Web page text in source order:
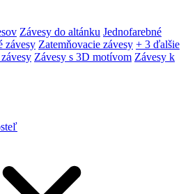
Závesy do altánku Jednofarebné
závesy Zatemňovacie závesy + 3 ďalšie
Závesy s 3D motívom Závesy k